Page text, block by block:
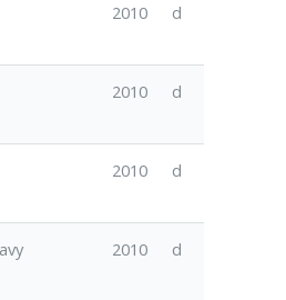
2010 d
2010 d
2010 d
2010 d